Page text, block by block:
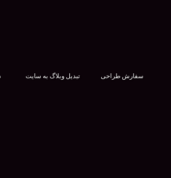
تبدیل وبلاگ به سایت سفارش طراحی